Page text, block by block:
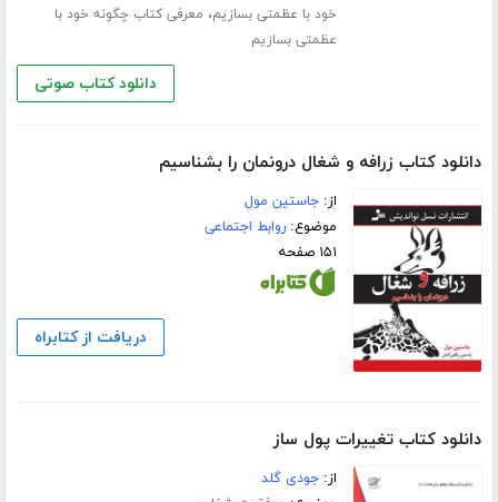
خود با عظمتی بسازیم، معرفی کتاب چگونه خود با
عظمتی بسازیم
دانلود کتاب صوتی
دانلود کتاب زرافه و شغال درونمان را بشناسیم
از:جاستین مول
موضوع:روابط اجتماعی
۱۵۱ صفحه
دریافت از کتابراه
دانلود کتاب تغییرات پول ساز
از:جودی گلد